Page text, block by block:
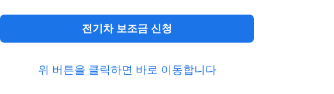
전기차 보조금 신청
위 버튼을 클릭하면 바로 이동합니다